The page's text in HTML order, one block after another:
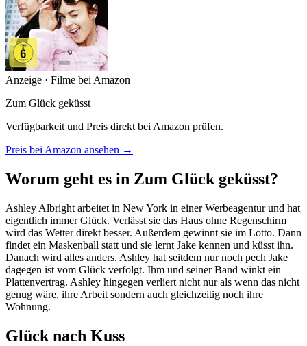
Anzeige · Filme bei Amazon
Zum Glück geküsst
Verfügbarkeit und Preis direkt bei Amazon prüfen.
Preis bei Amazon ansehen →
Worum geht es in Zum Glück geküsst?
Ashley Albright arbeitet in New York in einer Werbeagentur und hat
eigentlich immer Glück. Verlässt sie das Haus ohne Regenschirm
wird das Wetter direkt besser. Außerdem gewinnt sie im Lotto. Dann
findet ein Maskenball statt und sie lernt Jake kennen und küsst ihn.
Danach wird alles anders. Ashley hat seitdem nur noch pech Jake
dagegen ist vom Glück verfolgt. Ihm und seiner Band winkt ein
Plattenvertrag. Ashley hingegen verliert nicht nur als wenn das nicht
genug wäre, ihre Arbeit sondern auch gleichzeitig noch ihre
Wohnung.
Glück nach Kuss